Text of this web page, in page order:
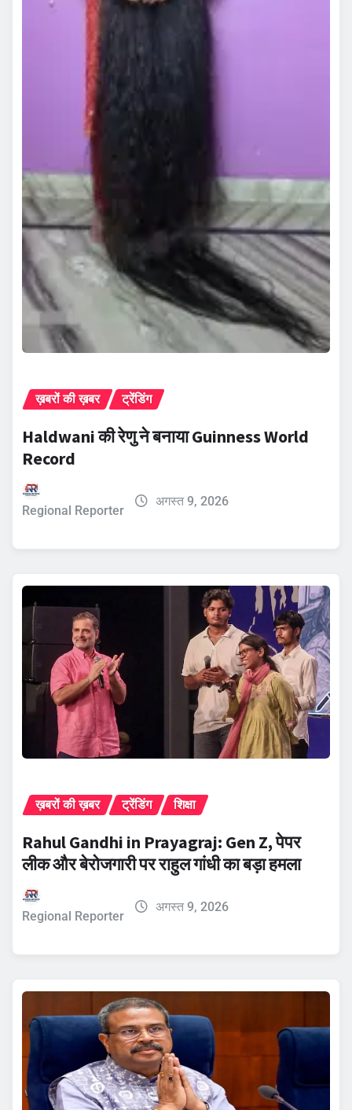
ख़बरों की ख़बर ट्रेंडिंग
Haldwani की रेणु ने बनाया Guinness World
Record
Regional Reporter
अगस्त 9, 2026
ख़बरों की ख़बर ट्रेंडिंग शिक्षा
Rahul Gandhi in Prayagraj: Gen Z, पेपर
लीक और बेरोजगारी पर राहुल गांधी का बड़ा हमला
Regional Reporter
अगस्त 9, 2026